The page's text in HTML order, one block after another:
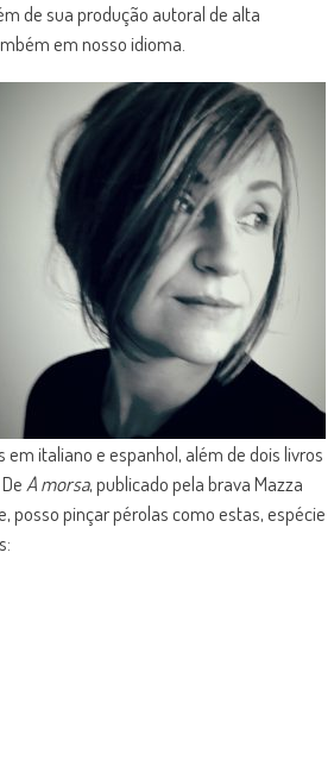
de sua produção autoral de alta
em nosso idioma.
italiano e espanhol, além de dois livros
A morsa, publicado pela brava Mazza
posso pinçar pérolas como estas, espécie